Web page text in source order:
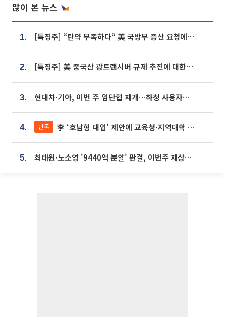
많이 본 뉴스
1. [특징주] “탄약 부족하다“ 美 국방부 증산 요청에⋯국내 방산주 급등세
2. [특징주] 美 중국산 광트랜시버 규제 추진에 대한광통신 등 광통신株 강세
3. 현대차·기아, 이번 주 임단협 재개…하청 사용자성 재심도 ‘변수’
4. 단독 李 ‘호남형 대입’ 제안에 교육청·지역대학 서·논술형 입시 연계 '착수'
5. 최태원·노소영 '9440억 분할' 판결, 이번주 재상고 여부 주목